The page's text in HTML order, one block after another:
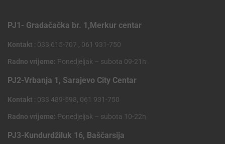
PJ1- Gradačačka br. 1,Merkur centar
Kontakt : 033 615-707 , 061 931-750
Radno vrijeme: Ponedjeljak – subota 09-21h
PJ2-Vrbanja 1, Sarajevo City Centar
Kontakt : 033 489-598, 061 931-750
Radno vrijeme: Ponedjeljak – subota 10-22h
PJ3-Kundurdžiluk 16, Baščarsija